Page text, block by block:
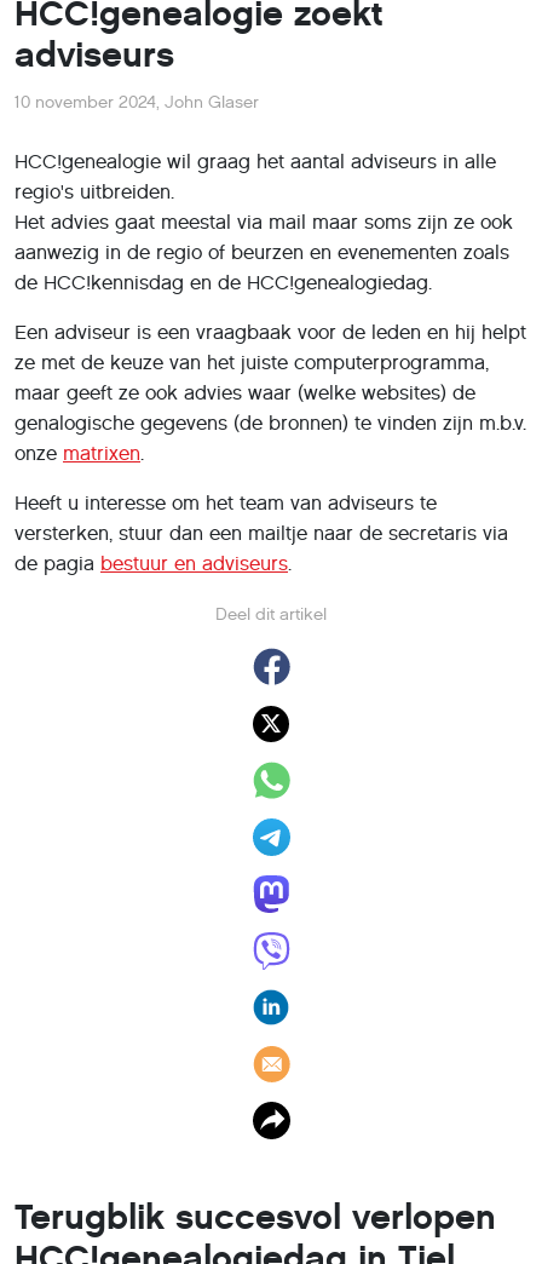
HCC!genealogie zoekt
adviseurs
Deel dit artikel
10 november 2024, John Glaser
HCC!genealogie wil graag het aantal adviseurs in alle
regio's uitbreiden.
Het advies gaat meestal via mail maar soms zijn ze ook
aanwezig in de regio of beurzen en evenementen zoals
de HCC!kennisdag en de HCC!genealogiedag.
Een adviseur is een vraagbaak voor de leden en hij helpt
ze met de keuze van het juiste computerprogramma,
maar geeft ze ook advies waar (welke websites) de
genalogische gegevens (de bronnen) te vinden zijn m.b.v.
onze matrixen.
Heeft u interesse om het team van adviseurs te
versterken, stuur dan een mailtje naar de secretaris via
de pagia bestuur en adviseurs.
Terugblik succesvol verlopen